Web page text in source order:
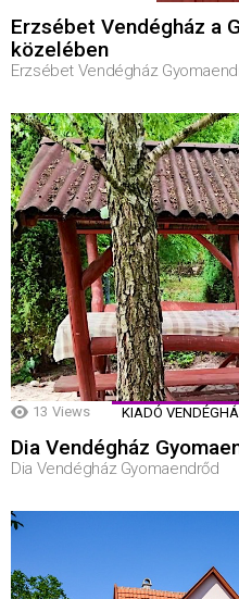
Erzsébet Vendégház a
közelében
Erzsébet Vendégház
13 Views KIADÓ
Dia Vendégház
Dia Vendégház Gyomaendrőd